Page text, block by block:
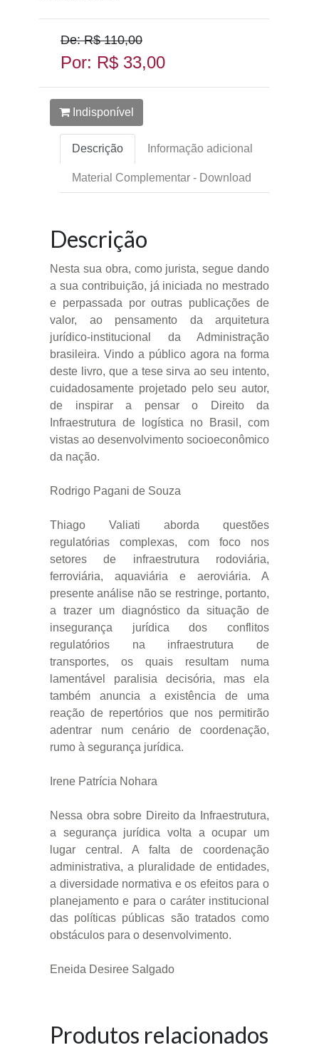
De: R$ 110,00
Por: R$ 33,00
Indisponível
Descrição Informação adicional
Material Complementar - Download
Descrição
Nesta sua obra, como jurista, segue dando
a sua contribuição, já iniciada no mestrado
e perpassada por outras publicações de
valor, ao pensamento da arquitetura
jurídico-institucional da Administração
brasileira. Vindo a público agora na forma
deste livro, que a tese sirva ao seu intento,
cuidadosamente projetado pelo seu autor,
de inspirar a pensar o Direito da
Infraestrutura de logística no Brasil, com
vistas ao desenvolvimento socioeconômico
da nação.
Rodrigo Pagani de Souza
Thiago Valiati aborda questões
regulatórias complexas, com foco nos
setores de infraestrutura rodoviária,
ferroviária, aquaviária e aeroviária. A
presente análise não se restringe, portanto,
a trazer um diagnóstico da situação de
insegurança jurídica dos conflitos
regulatórios na infraestrutura de
transportes, os quais resultam numa
lamentável paralisia decisória, mas ela
também anuncia a existência de uma
reação de repertórios que nos permitirão
adentrar num cenário de coordenação,
rumo à segurança jurídica.
Irene Patrícia Nohara
Nessa obra sobre Direito da Infraestrutura,
a segurança jurídica volta a ocupar um
lugar central. A falta de coordenação
administrativa, a pluralidade de entidades,
a diversidade normativa e os efeitos para o
planejamento e para o caráter institucional
das políticas públicas são tratados como
obstáculos para o desenvolvimento.
Eneida Desiree Salgado
Produtos relacionados